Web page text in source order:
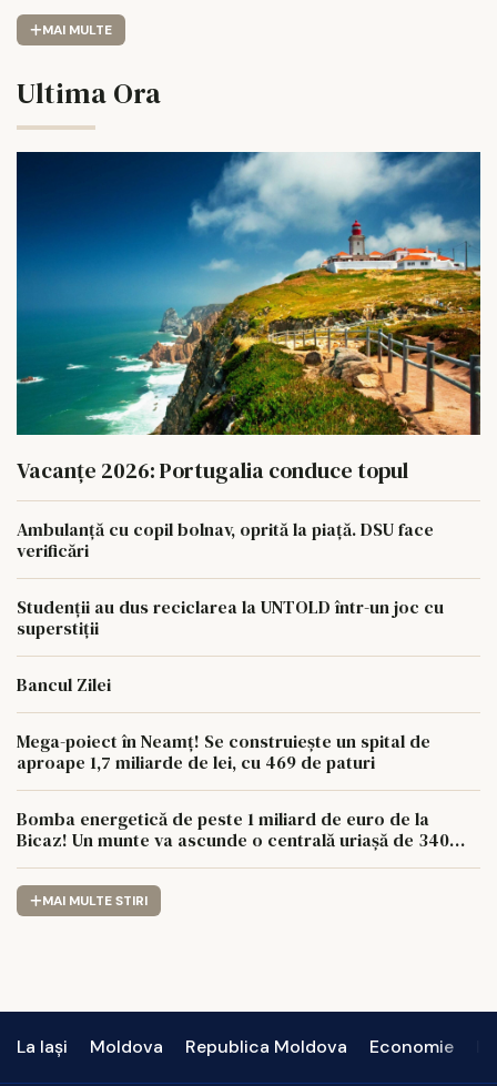
MAI MULTE
Ultima Ora
Vacanțe 2026: Portugalia conduce topul
Ambulanță cu copil bolnav, oprită la piață. DSU face
verificări
Studenții au dus reciclarea la UNTOLD într-un joc cu
superstiții
Bancul Zilei
Mega-poiect în Neamț! Se construiește un spital de
aproape 1,7 miliarde de lei, cu 469 de paturi
Bomba energetică de peste 1 miliard de euro de la
Bicaz! Un munte va ascunde o centrală uriașă de 340
MAI MULTE STIRI
La Iași Moldova Republica Moldova Economie